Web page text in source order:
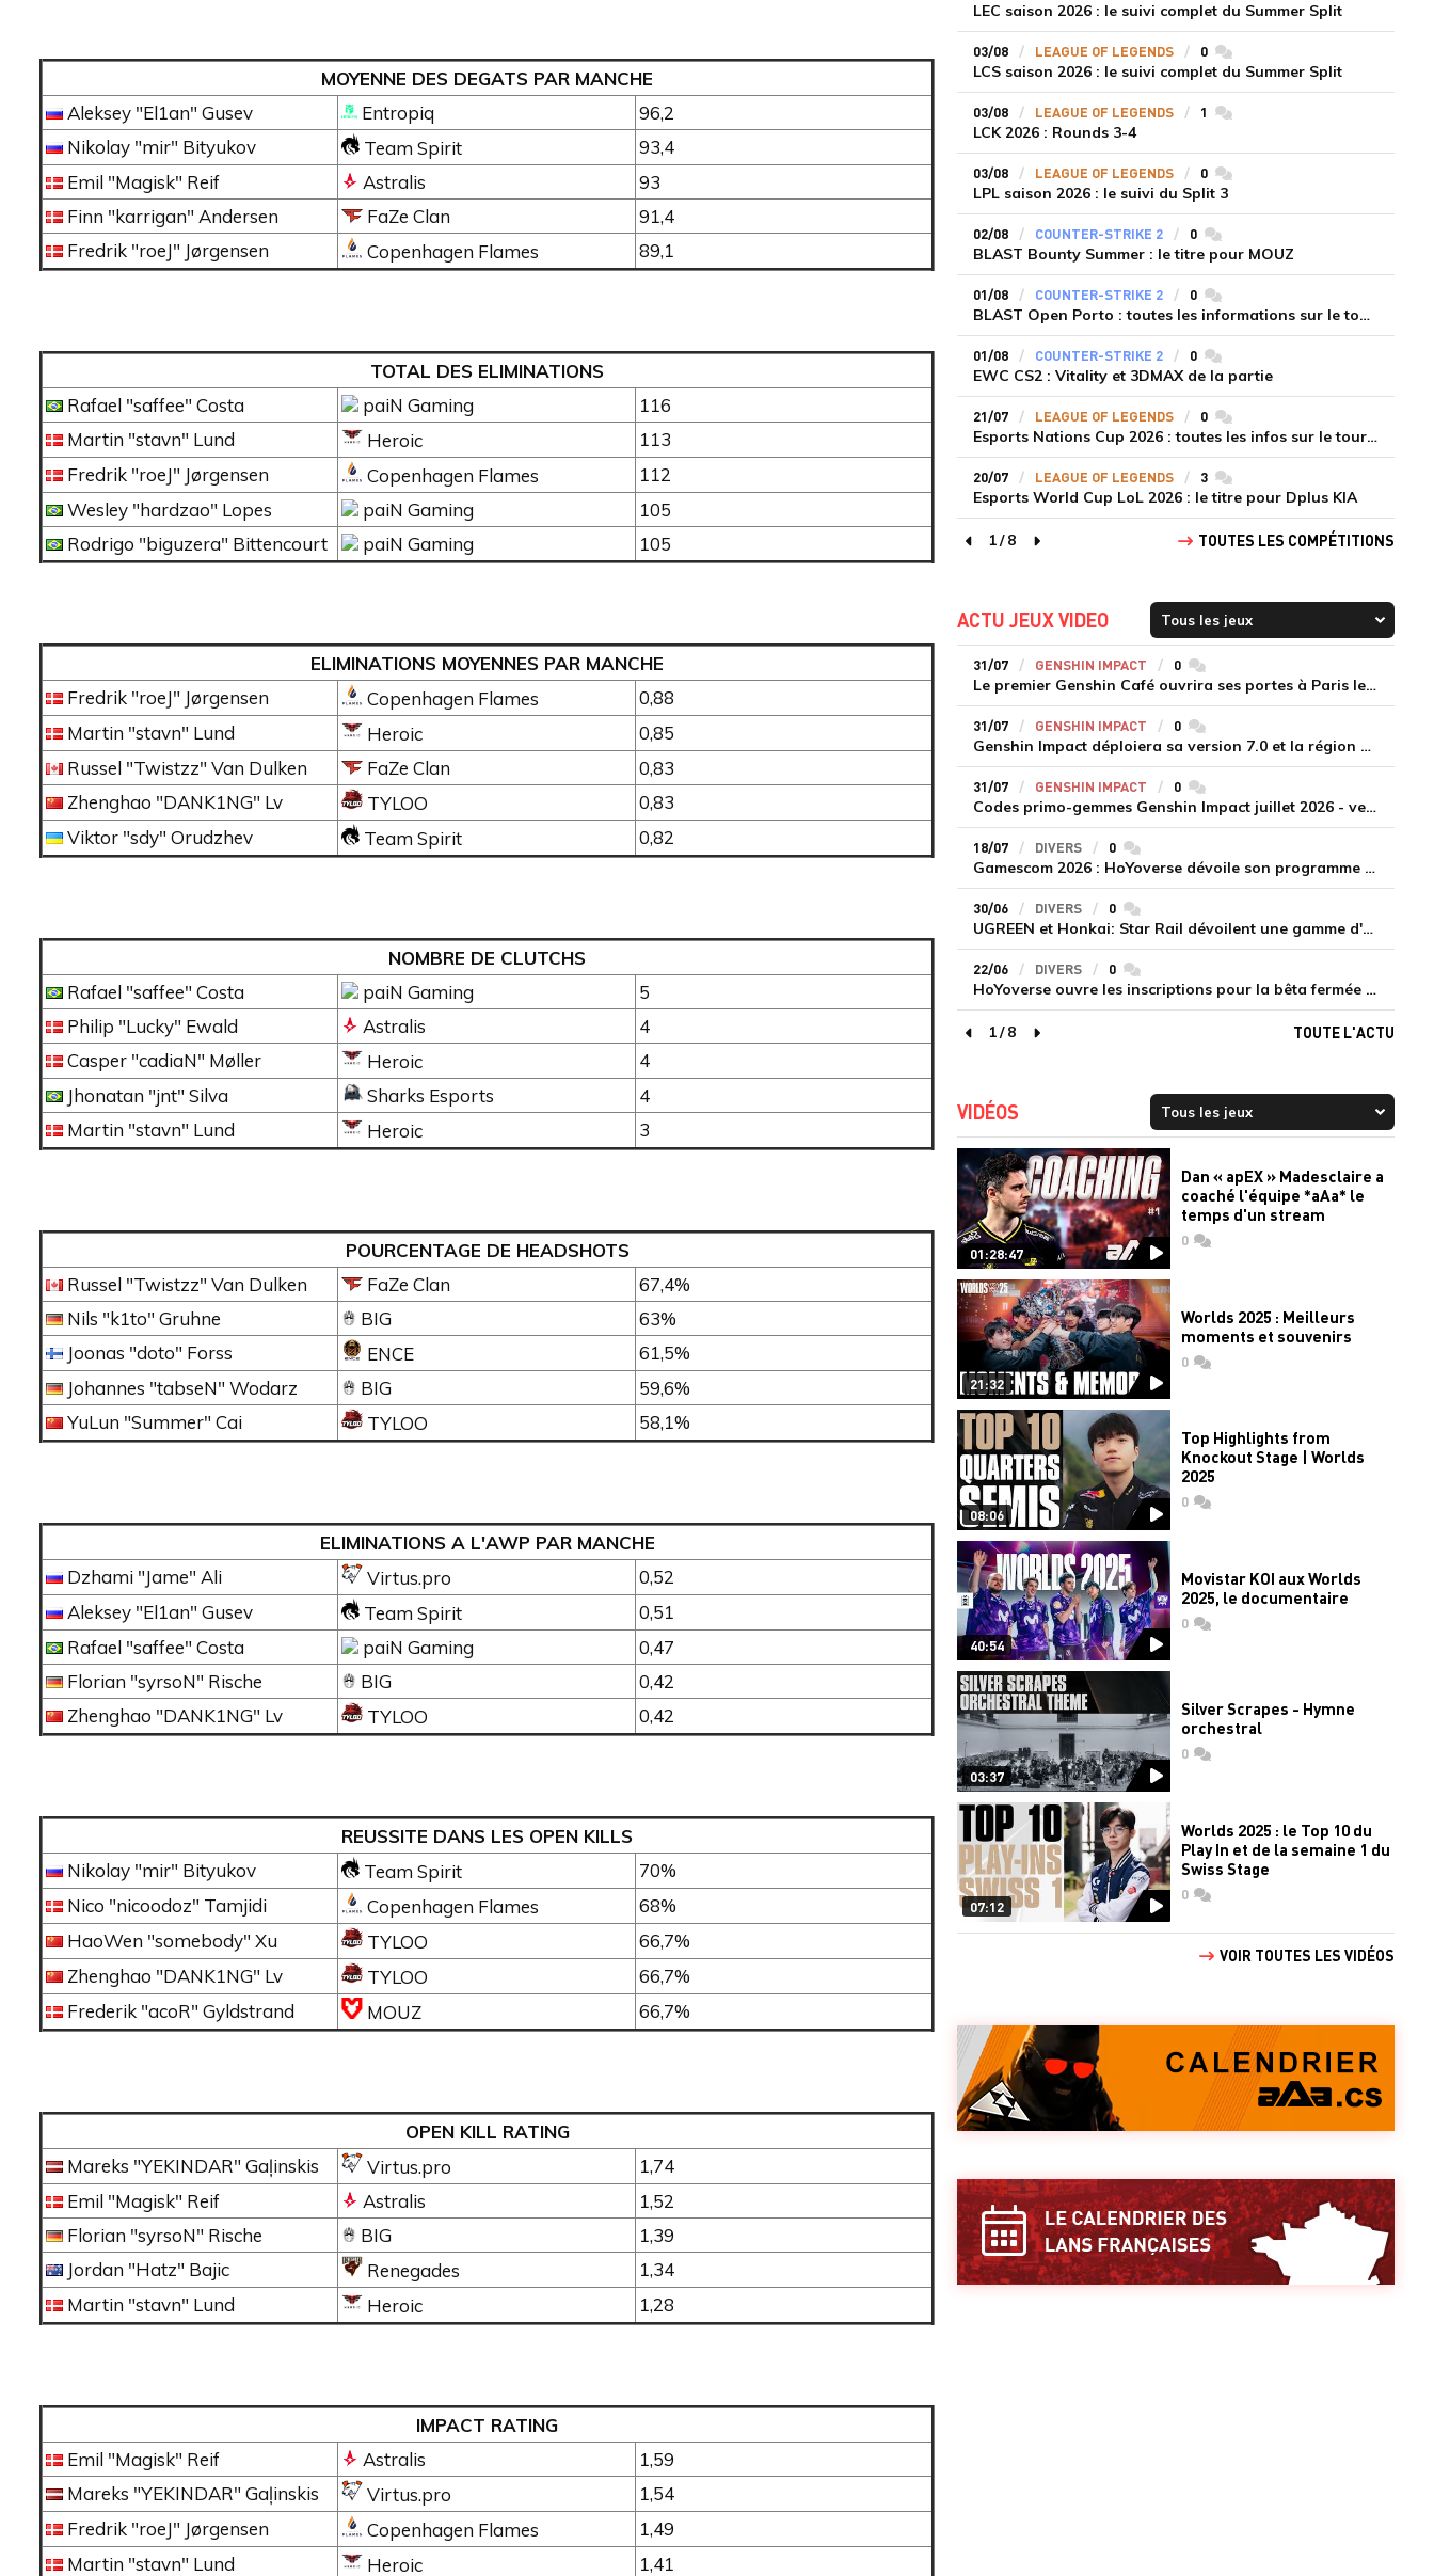
MOYENNE DES DEGATS PAR MANCHE
Aleksey "El1an" Gusev
Entropiq
96,2
Nikolay "mir" Bityukov
Team Spirit
93,4
Emil "Magisk" Reif
Astralis
93
Finn "karrigan" Andersen
FaZe Clan
91,4
Fredrik "roeJ" Jørgensen
Copenhagen Flames 89,1
TOTAL DES ELIMINATIONS
Rafael "saffee" Costa
paiN Gaming
116
Martin "stavn" Lund
Heroic
113
Fredrik "roeJ" Jørgensen
Copenhagen Flames
112
Wesley "hardzao" Lopes
paiN Gaming
105
Rodrigo "biguzera" Bittencourt
paiN Gaming 105
ELIMINATIONS MOYENNES PAR MANCHE
Fredrik "roeJ" Jørgensen
Copenhagen Flames
0,88
Martin "stavn" Lund
Heroic
0,85
Russel "Twistzz" Van Dulken
FaZe Clan
0,83
Zhenghao "DANK1NG" Lv
TYLOO
0,83
Viktor "sdy" Orudzhev
Team Spirit 0,82
NOMBRE DE CLUTCHS
Rafael "saffee" Costa
paiN Gaming
5
Philip "Lucky" Ewald
Astralis
4
Casper "cadiaN" Møller
Heroic
4
Jhonatan "jnt" Silva
Sharks Esports
4
Martin "stavn" Lund
Heroic 3
POURCENTAGE DE HEADSHOTS
Russel "Twistzz" Van Dulken
FaZe Clan
67,4%
Nils "k1to" Gruhne
BIG
63%
Joonas "doto" Forss
ENCE
61,5%
Johannes "tabseN" Wodarz
BIG
59,6%
YuLun "Summer" Cai
TYLOO 58,1%
ELIMINATIONS A L'AWP PAR MANCHE
Dzhami "Jame" Ali
Virtus.pro
0,52
Aleksey "El1an" Gusev
Team Spirit
0,51
Rafael "saffee" Costa
paiN Gaming
0,47
Florian "syrsoN" Rische
BIG
0,42
Zhenghao "DANK1NG" Lv
TYLOO 0,42
REUSSITE DANS LES OPEN KILLS
Nikolay "mir" Bityukov
Team Spirit
70%
Nico "nicoodoz" Tamjidi
Copenhagen Flames
68%
HaoWen "somebody" Xu
TYLOO
66,7%
Zhenghao "DANK1NG" Lv
TYLOO
66,7%
Frederik "acoR" Gyldstrand
MOUZ 66,7%
OPEN KILL RATING
Mareks "YEKINDAR" Gaļinskis
Virtus.pro
1,74
Emil "Magisk" Reif
Astralis
1,52
Florian "syrsoN" Rische
BIG
1,39
Jordan "Hatz" Bajic
Renegades
1,34
Martin "stavn" Lund
Heroic 1,28
IMPACT RATING
Emil "Magisk" Reif
Astralis
1,59
Mareks "YEKINDAR" Gaļinskis
Virtus.pro
1,54
Fredrik "roeJ" Jørgensen
Copenhagen Flames
1,49
Martin "stavn" Lund
Heroic 1,41
LEC saison 2026 : le suivi complet du Summer Split
03/08 LEAGUE OF LEGENDS 0commentaires
LCS saison 2026 : le suivi complet du Summer Split
03/08 LEAGUE OF LEGENDS 1 commentaires
LCK 2026 : Rounds 3-4
03/08 LEAGUE OF LEGENDS 0commentaires
LPL saison 2026 : le suivi du Split 3
02/08 COUNTER-STRIKE 2 0commentaires
BLAST Bounty Summer : le titre pour MOUZ
01/08 COUNTER-STRIKE 2 0commentaires
BLAST Open Porto : toutes les informations sur le tournoi
01/08 COUNTER-STRIKE 2 0commentaires
EWC CS2 : Vitality et 3DMAX de la partie
21/07 LEAGUE OF LEGENDS 0commentaires
Esports Nations Cup 2026 : toutes les infos sur le tournoi
20/07 LEAGUE OF LEGENDS 3commentaires
Esports World Cup LoL 2026 : le titre pour Dplus KIA
page précédente
1/8
page suivante
TOUTES LES COMPÉTITIONS
ACTU JEUX VIDEO
31/07 GENSHIN IMPACT 0commentaires
Le premier Genshin Café ouvrira ses portes à Paris le 14 août
31/07 GENSHIN IMPACT 0commentaires
Genshin Impact déploiera sa version 7.0 et la région de Snezhnaya le 12 août
31/07 GENSHIN IMPACT 0commentaires
Codes primo-gemmes Genshin Impact juillet 2026 - version 7.0
18/07 DIVERS 0commentaires
Gamescom 2026 : HoYoverse dévoile son programme et présente deux nouveaux jeux inédits
30/06 DIVERS 0commentaires
UGREEN et Honkai: Star Rail dévoilent une gamme d'accessoires de recharge en édition limitée
22/06 DIVERS 0commentaires
HoYoverse ouvre les inscriptions pour la bêta fermée de Honkai : Nexus Anima
page précédente
1/8
page suivante
TOUTE L'ACTU
VIDÉOS
01:28:47
Dan « apEX » Madesclaire a
coaché l'équipe *aAa* le
temps d'un stream
0commentaires
21:32
Worlds 2025 : Meilleurs
moments et souvenirs
0commentaires
08:06
Top Highlights from
Knockout Stage | Worlds
2025
0commentaires
40:54
Movistar KOI aux Worlds
2025, le documentaire
0commentaires
03:37
Silver Scrapes - Hymne
orchestral
0commentaires
07:12
Worlds 2025 : le Top 10 du
Play In et de la semaine 1 du
Swiss Stage
0commentaires
VOIR TOUTES LES VIDÉOS